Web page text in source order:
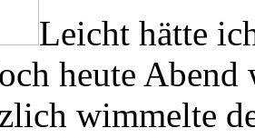
Leicht hätte
heute
wimmelte